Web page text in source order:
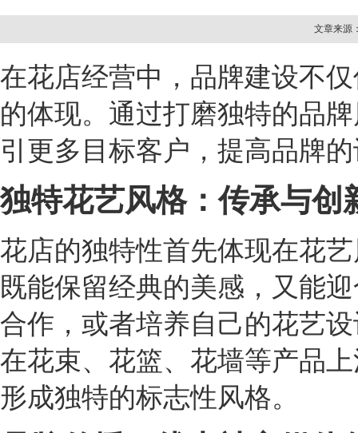
文章来源
在花店经营中，品牌建设不
的体现。通过打磨独特的品
引更多目标客户，提高品牌
独特花艺风格：传承与创
花店的独特性首先体现在花
既能保留经典的美感，又能
合作，或者培养自己的花艺
在花束、花篮、花墙等产品
形成独特的标志性风格。